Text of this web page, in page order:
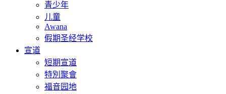
青少年
儿童
Awana
假期圣经学校
宣道
短期宣道
特別聚會
福音园地